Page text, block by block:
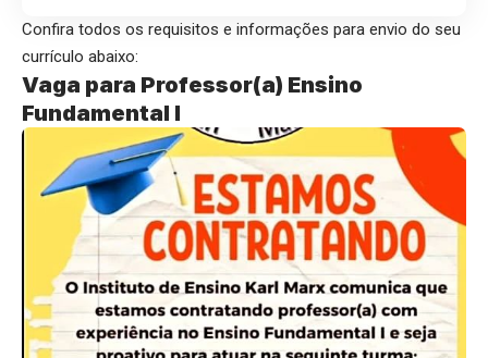
Confira todos os requisitos e informações para envio do seu
currículo abaixo:
Vaga para Professor(a) Ensino
Fundamental I